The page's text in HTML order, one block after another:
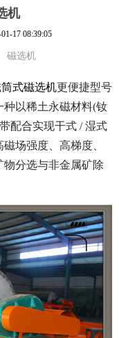
机
17 08:39:05
磁选机
式磁选机更便捷型号
以稀土永磁材料(钕
配合实现干式 / 湿式
场强度、高梯度、
分选与非金属矿除